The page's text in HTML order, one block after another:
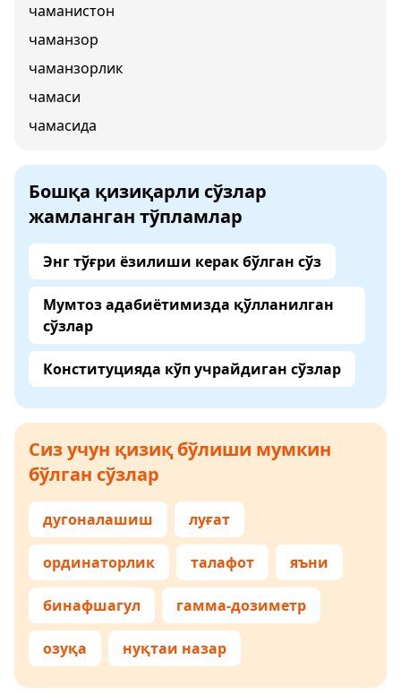
чаманистон
чаманзор
чаманзорлик
чамаси
чамасида
Бошқа қизиқарли сўзлар
жамланган тўпламлар
Энг тўғри ёзилиши керак бўлган сўз
Мумтоз адабиётимизда қўлланилган
сўзлар
Конституцияда кўп учрайдиган сўзлар
Сиз учун қизиқ бўлиши мумкин
бўлган сўзлар
дугоналашиш луғат
ординаторлик талафот яъни
бинафшагул гамма-дозиметр
озуқа нуқтаи назар